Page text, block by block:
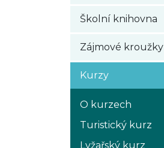
Školní knihovna
Zájmové kroužky
Kurzy
O kurzech
Turistický kurz
Lyžařský kurz